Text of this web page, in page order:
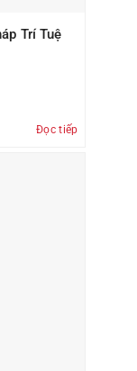
Trí Tuệ
Đọc tiếp